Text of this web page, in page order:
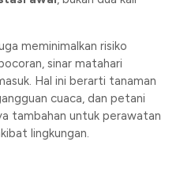
meminimalkan risiko
sinar matahari
Hal ini berarti tanaman
cuaca, dan petani
tambahan untuk perawatan
lingkungan.